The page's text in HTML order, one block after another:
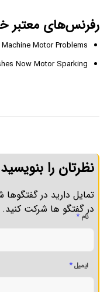
رفرنس‌های معتبر
Motor Problems
Now Motor Sparking
نظرتان را بنویسید
تمایل دارید در
در گفتگو ها شرکت کنید.
نام*
ایمیل*